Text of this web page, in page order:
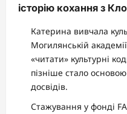
історію кохання з
Катерина вивчала
Могилянській
«читати» культурні
пізніше стало
досвідів.
Стажування у фонді